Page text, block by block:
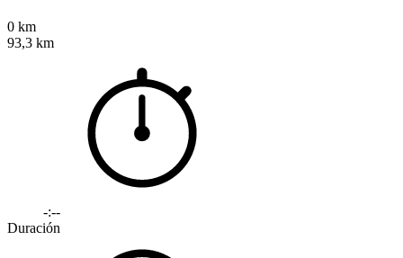
0 km
93,3 km
-:--
Duración